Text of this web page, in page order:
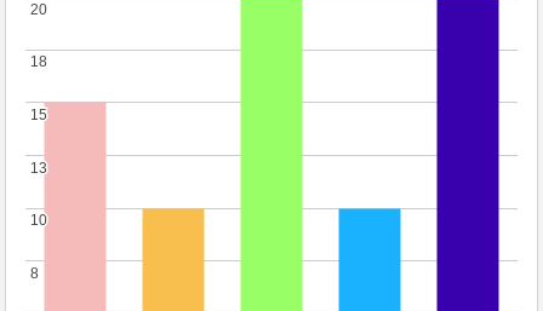
8
8
10
10
13
13
15
15
18
18
20
20